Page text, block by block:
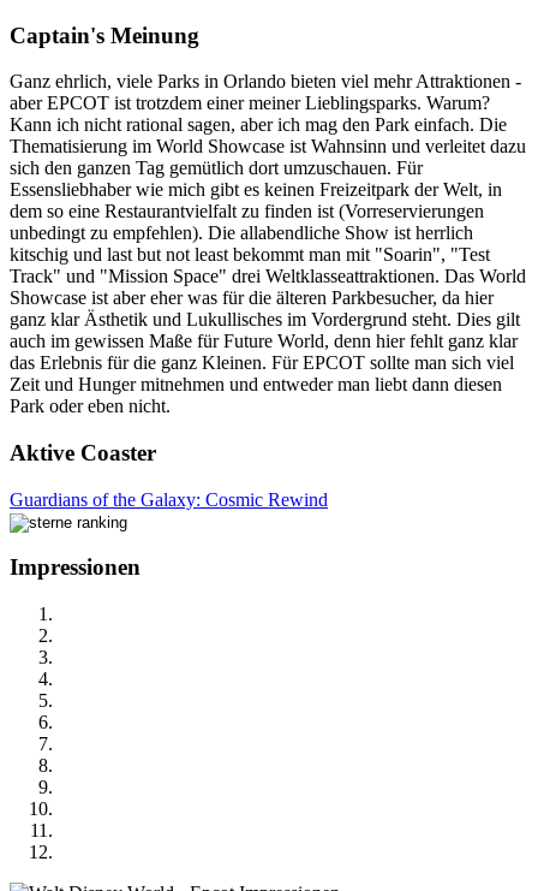
Captain's Meinung
Ganz ehrlich, viele Parks in Orlando bieten viel mehr Attraktionen -
aber EPCOT ist trotzdem einer meiner Lieblingsparks. Warum?
Kann ich nicht rational sagen, aber ich mag den Park einfach. Die
Thematisierung im World Showcase ist Wahnsinn und verleitet dazu
sich den ganzen Tag gemütlich dort umzuschauen. Für
Essensliebhaber wie mich gibt es keinen Freizeitpark der Welt, in
dem so eine Restaurantvielfalt zu finden ist (Vorreservierungen
unbedingt zu empfehlen). Die allabendliche Show ist herrlich
kitschig und last but not least bekommt man mit "Soarin", "Test
Track" und "Mission Space" drei Weltklasseattraktionen. Das World
Showcase ist aber eher was für die älteren Parkbesucher, da hier
ganz klar Ästhetik und Lukullisches im Vordergrund steht. Dies gilt
auch im gewissen Maße für Future World, denn hier fehlt ganz klar
das Erlebnis für die ganz Kleinen. Für EPCOT sollte man sich viel
Zeit und Hunger mitnehmen und entweder man liebt dann diesen
Park oder eben nicht.
Aktive Coaster
Guardians of the Galaxy: Cosmic Rewind
Impressionen